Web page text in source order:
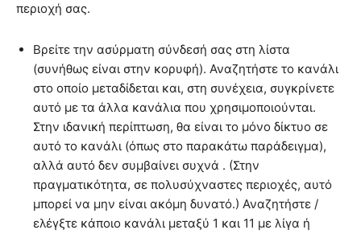
περιοχή σας.
Βρείτε την ασύρματη σύνδεσή σας στη λίστα
(συνήθως είναι στην κορυφή). Αναζητήστε το κανάλι
στο οποίο μεταδίδεται και, στη συνέχεια, συγκρίνετε
αυτό με τα άλλα κανάλια που χρησιμοποιούνται.
Στην ιδανική περίπτωση, θα είναι το μόνο δίκτυο σε
αυτό το κανάλι (όπως στο παρακάτω παράδειγμα),
αλλά αυτό δεν συμβαίνει συχνά . (Στην
πραγματικότητα, σε πολυσύχναστες περιοχές, αυτό
μπορεί να μην είναι ακόμη δυνατό.) Αναζητήστε /
ελέγξτε κάποιο κανάλι μεταξύ 1 και 11 με λίγα ή